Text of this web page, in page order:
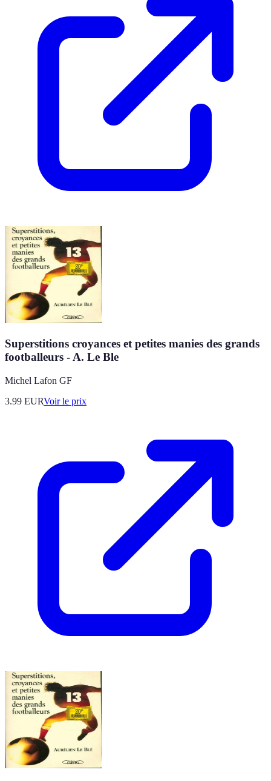
Superstitions croyances et petites manies des grands
footballeurs - A. Le Ble
Michel Lafon GF
3.99 EURVoir le prix